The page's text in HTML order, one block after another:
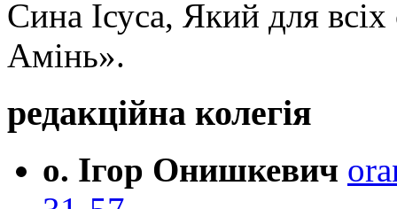
Сина Ісуса, Який для
Амінь».
редакційна колегія
о. Ігор Онишкевич